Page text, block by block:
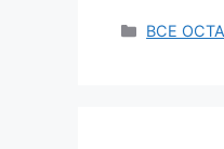
Categories
ВСЕ